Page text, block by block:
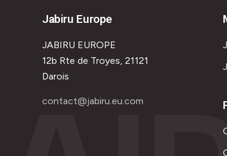
Jabiru Europe
JABIRU EUROPE
12b Rte de Troyes, 21121
Darois
contact@jabiru.eu.com